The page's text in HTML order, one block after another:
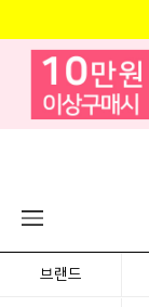
브랜드